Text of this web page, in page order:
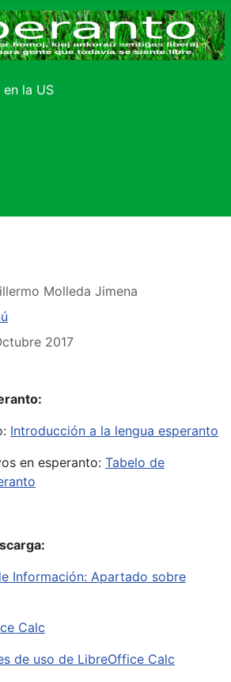
la US
Molleda Jimena
2017
Introducción a la lengua esperanto
en esperanto: Tabelo de
Información: Apartado sobre
Calc
de uso de LibreOffice Calc